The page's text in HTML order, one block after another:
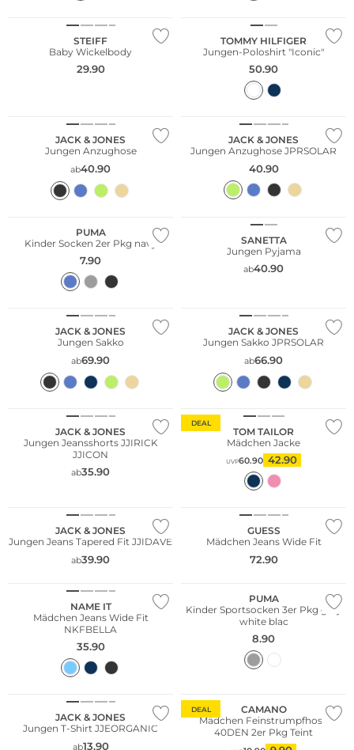
STEIFF
Baby Wickelbody
29.90
TOMMY HILFIGER
Jungen-Poloshirt "Iconic"
50.90
JACK & JONES
Jungen Anzughose
ab40.90
JACK & JONES
Jungen Anzughose JPRSOLAR
40.90
PUMA
Kinder Socken 2er Pkg navy
7.90
SANETTA
Jungen Pyjama
ab40.90
JACK & JONES
Jungen Sakko
ab69.90
JACK & JONES
Jungen Sakko JPRSOLAR
ab66.90
JACK & JONES
Jungen Jeansshorts JJIRICK
JJICON
ab35.90
DEAL
TOM TAILOR
Mädchen Jacke
UVP60.90 42.90
JACK & JONES
Jungen Jeans Tapered Fit JJIDAVE
ab39.90
GUESS
Mädchen Jeans Wide Fit
72.90
NAME IT
Mädchen Jeans Wide Fit
NKFBELLA
35.90
PUMA
Kinder Sportsocken 3er Pkg grey
white blac
8.90
JACK & JONES
Jungen T-Shirt JJEORGANIC
ab13.90
DEAL
CAMANO
Mädchen Feinstrumpfhose
40DEN 2er Pkg Teint